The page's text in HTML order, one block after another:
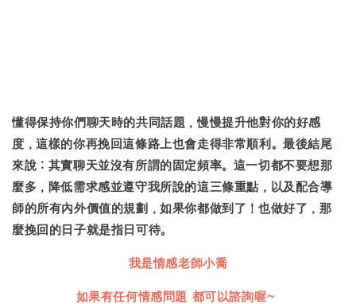
懂得保持你們聊天時的共同話題，慢慢提升他對你的好感
度，這樣的你再挽回這條路上也會走得非常順利。最後結尾
來說：其實聊天並沒有所謂的固定頻率。這一切都不要想那
麼多，降低需求感並遵守我所說的這三條重點，以及配合導
師的所有內外價值的規劃，如果你都做到了！也做好了，那
麼挽回的日子就是指日可待。
我是情感老師小喬
如果有任何情感問題 都可以諮詢喔~